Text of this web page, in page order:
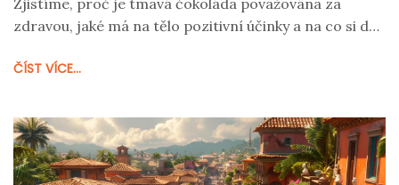
zdravou, jaké má na tělo pozitivní účinky a na co si dát
správně konzumovat čokoládu pro maximální
nadměrné konzumace.
ČÍST VÍCE...